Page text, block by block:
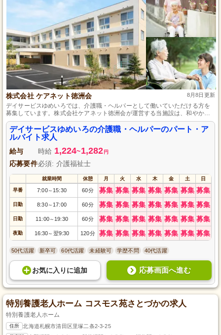
株式会社 ケアネット徳洲会 8月8日更新
デイサービスゆめいろでは、介護職・ヘルパーとして働いていただける方を
募集しています。株式会社ケアネット徳洲会が運営する当施設は、和やかな
雰囲気と働きやすさが魅力です。パート・アルバイトの雇用形態で、資格や
経験がなくても応募可能。ご利用者様の日常生活をサポートし、充実感を感
じられるお仕事です。ぜひ一緒に、ゆめいろで温かい介護を提供しません
か？ご応募お待ちしています。
デイサービスゆめいろの介護職・ヘルパーのパート・ア
ルバイト求人
給与 時給 1,224~1,282 円
応募要件必須: 介護福祉士
就業時間 休憩 月 火 水 木 金 土 日
早番 7:00～ 15:30 60分 募集 募集 募集 募集 募集 募集 募集
日勤 8:30～ 17:00 60分 募集 募集 募集 募集 募集 募集 募集
日勤 11:00～ 19:30 60分 募集 募集 募集 募集 募集 募集 募集
夜勤 16:30～ 翌9:30 120分 募集 募集 募集 募集 募集 募集 募集
50代活躍 新卒可 60代活躍 未経験可 学歴不問 40代活躍
お気に入り に追加 応募画面へ進む
特別養護老人ホーム コスモス苑さとづかの求人
特別養護老人ホーム
住所 北海道札幌市清田区里塚二条2-3-25